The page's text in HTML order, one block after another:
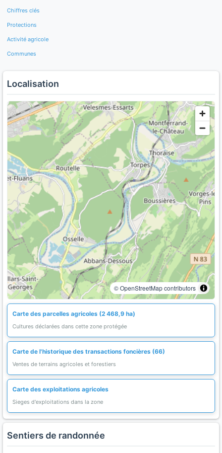
Chiffres clés
Protections
Activité agricole
Communes
Localisation
© OpenStreetMap contributors
Carte des parcelles agricoles (2 468,9 ha)
Cultures déclarées dans cette zone protégée
Carte de l'historique des transactions foncières (66)
Ventes de terrains agricoles et forestiers
Carte des exploitations agricoles
Sieges d'exploitations dans la zone
Sentiers de randonnée